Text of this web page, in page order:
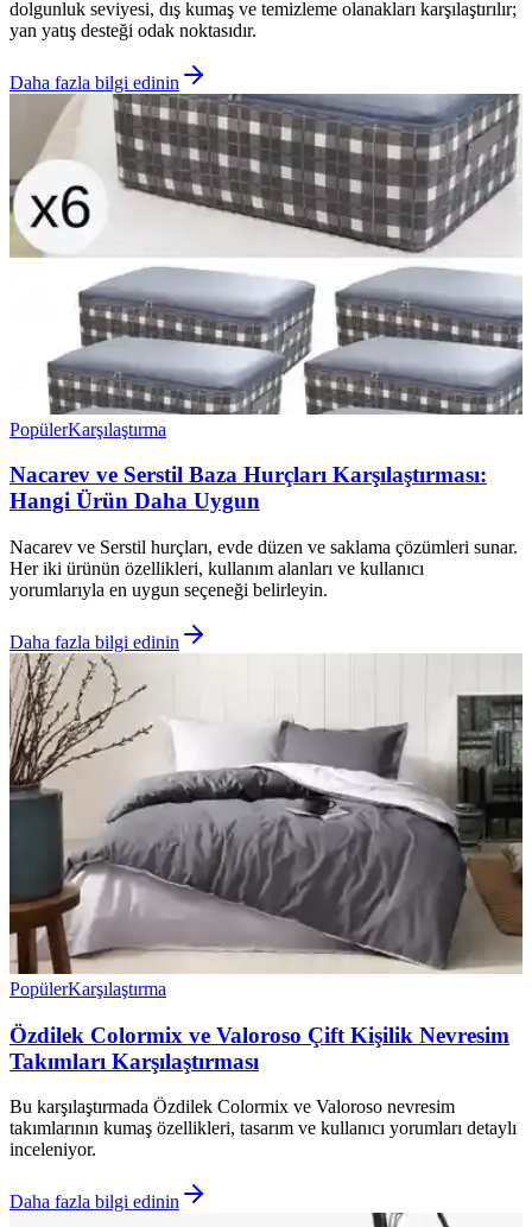
dolgunluk seviyesi, dış kumaş ve temizleme olanakları karşılaştırılır;
yan yatış desteği odak noktasıdır.
Daha fazla bilgi edinin
PopülerKarşılaştırma
Nacarev ve Serstil Baza Hurçları Karşılaştırması:
Hangi Ürün Daha Uygun
Nacarev ve Serstil hurçları, evde düzen ve saklama çözümleri sunar.
Her iki ürünün özellikleri, kullanım alanları ve kullanıcı
yorumlarıyla en uygun seçeneği belirleyin.
Daha fazla bilgi edinin
PopülerKarşılaştırma
Özdilek Colormix ve Valoroso Çift Kişilik Nevresim
Takımları Karşılaştırması
Bu karşılaştırmada Özdilek Colormix ve Valoroso nevresim
takımlarının kumaş özellikleri, tasarım ve kullanıcı yorumları detaylı
inceleniyor.
Daha fazla bilgi edinin